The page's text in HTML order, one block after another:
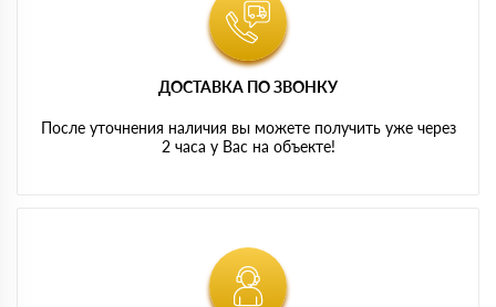
ДОСТАВКА ПО ЗВОНКУ
После уточнения наличия вы можете получить уже через
2 часа у Вас на объекте!